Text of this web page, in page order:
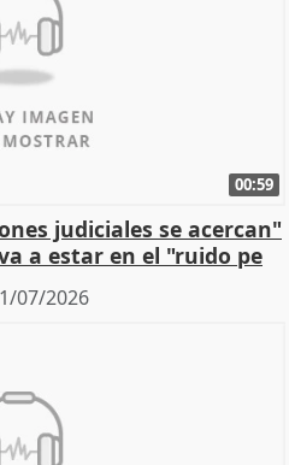
00:59
judiciales se acercan"
a estar en el "ruido pe
07/2026